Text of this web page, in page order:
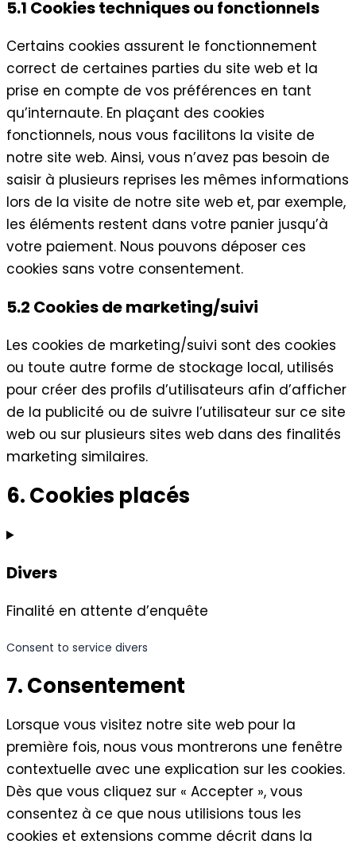
5.1 Cookies techniques ou fonctionnels
Certains cookies assurent le fonctionnement
correct de certaines parties du site web et la
prise en compte de vos préférences en tant
qu’internaute. En plaçant des cookies
fonctionnels, nous vous facilitons la visite de
notre site web. Ainsi, vous n’avez pas besoin de
saisir à plusieurs reprises les mêmes informations
lors de la visite de notre site web et, par exemple,
les éléments restent dans votre panier jusqu’à
votre paiement. Nous pouvons déposer ces
cookies sans votre consentement.
5.2 Cookies de marketing/suivi
Les cookies de marketing/suivi sont des cookies
ou toute autre forme de stockage local, utilisés
pour créer des profils d’utilisateurs afin d’afficher
de la publicité ou de suivre l’utilisateur sur ce site
web ou sur plusieurs sites web dans des finalités
marketing similaires.
6. Cookies placés
Divers
Finalité en attente d’enquête
Consent to service divers
7. Consentement
Lorsque vous visitez notre site web pour la
première fois, nous vous montrerons une fenêtre
contextuelle avec une explication sur les cookies.
Dès que vous cliquez sur « Accepter », vous
consentez à ce que nous utilisions tous les
cookies et extensions comme décrit dans la